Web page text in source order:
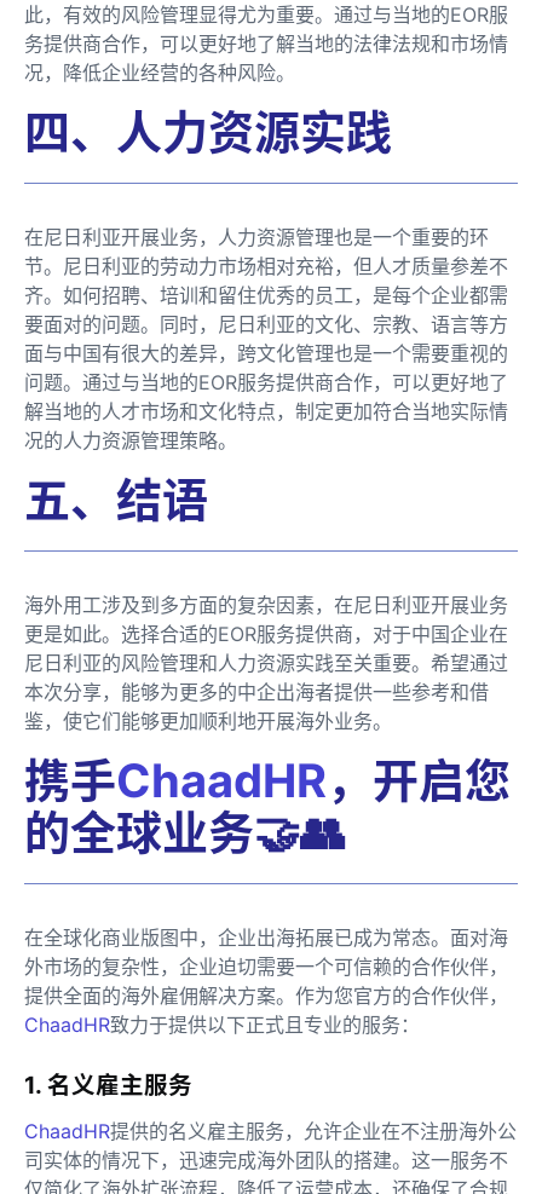
此，有效的风险管理显得尤为重要。通过与当地的EOR服
务提供商合作，可以更好地了解当地的法律法规和市场情
况，降低企业经营的各种风险。
四、人力资源实践
在尼日利亚开展业务，人力资源管理也是一个重要的环
节。尼日利亚的劳动力市场相对充裕，但人才质量参差不
齐。如何招聘、培训和留住优秀的员工，是每个企业都需
要面对的问题。同时，尼日利亚的文化、宗教、语言等方
面与中国有很大的差异，跨文化管理也是一个需要重视的
问题。通过与当地的EOR服务提供商合作，可以更好地了
解当地的人才市场和文化特点，制定更加符合当地实际情
况的人力资源管理策略。
五、结语
海外用工涉及到多方面的复杂因素，在尼日利亚开展业务
更是如此。选择合适的EOR服务提供商，对于中国企业在
尼日利亚的风险管理和人力资源实践至关重要。希望通过
本次分享，能够为更多的中企出海者提供一些参考和借
鉴，使它们能够更加顺利地开展海外业务。
携手ChaadHR，开启您
的全球业务🤝👥
在全球化商业版图中，企业出海拓展已成为常态。面对海
外市场的复杂性，企业迫切需要一个可信赖的合作伙伴，
提供全面的海外雇佣解决方案。作为您官方的合作伙伴，
ChaadHR致力于提供以下正式且专业的服务：
1. 名义雇主服务
ChaadHR提供的名义雇主服务，允许企业在不注册海外公
司实体的情况下，迅速完成海外团队的搭建。这一服务不
仅简化了海外扩张流程，降低了运营成本，还确保了合规